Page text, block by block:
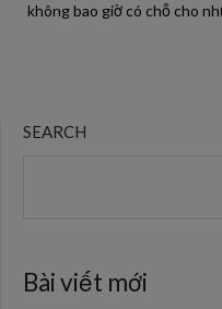
không bao giờ có chỗ cho
SEARCH
Bài viết mới